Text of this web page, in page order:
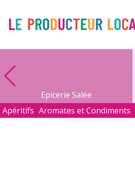
Epicerie Salée
Apéritifs Aromates et Condiments